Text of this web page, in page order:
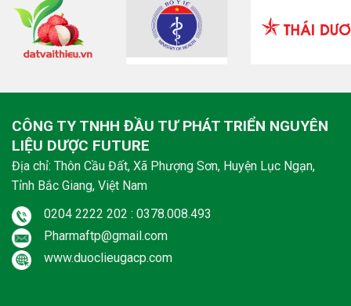
CÔNG TY TNHH ĐẦU TƯ PHÁT TRIỂN NGUYÊN
LIỆU DƯỢC FUTURE
Địa chỉ: Thôn Cầu Đất, Xã Phượng Sơn, Huyện Lục Ngạn,
Tỉnh Bắc Giang, Việt Nam
0204 2222 202 : 0378.008.493
Pharmaftp@gmail.com
www.duoclieugacp.com